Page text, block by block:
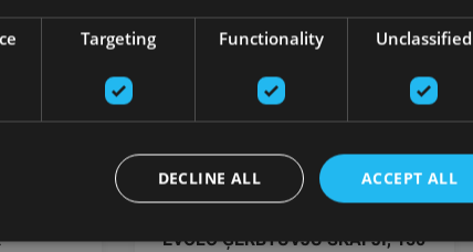
EVOLO ĢĒRBTUVJU SKAPJI, 150
Targeting Functionality Unclassified
ACCEPT ALL
DECLINE ALL